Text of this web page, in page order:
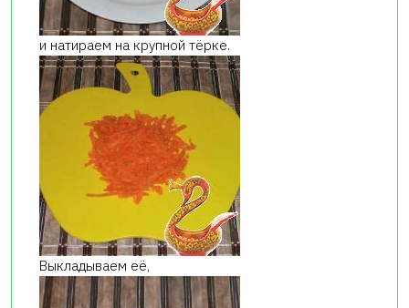
и натираем на крупной тёрке.
Выкладываем её,